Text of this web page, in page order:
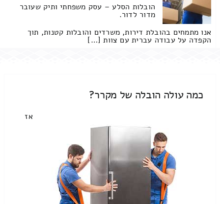
הובלות הסלע – עסק משפחתי ותיק שעובר
מדור לדור.
אנו מתמחים בהובלת דירות, משרדים והובלות קטנות, תוך
הקפדה על עבודה עברית עם צוות […]
כמה עולה הובלה של מקרר?
אז